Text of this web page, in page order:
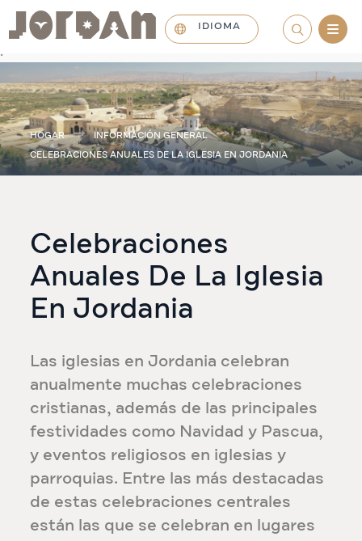
.
IDIOMA
HOGAR INFORMACIÓN GENERAL
CELEBRACIONES ANUALES DE LA IGLESIA EN JORDANIA
Celebraciones
Anuales De La Iglesia
En Jordania
Las iglesias en Jordania celebran
anualmente muchas celebraciones
cristianas, además de las principales
festividades como Navidad y Pascua,
y eventos religiosos en iglesias y
parroquias. Entre las más destacadas
de estas celebraciones centrales
están las que se celebran en lugares